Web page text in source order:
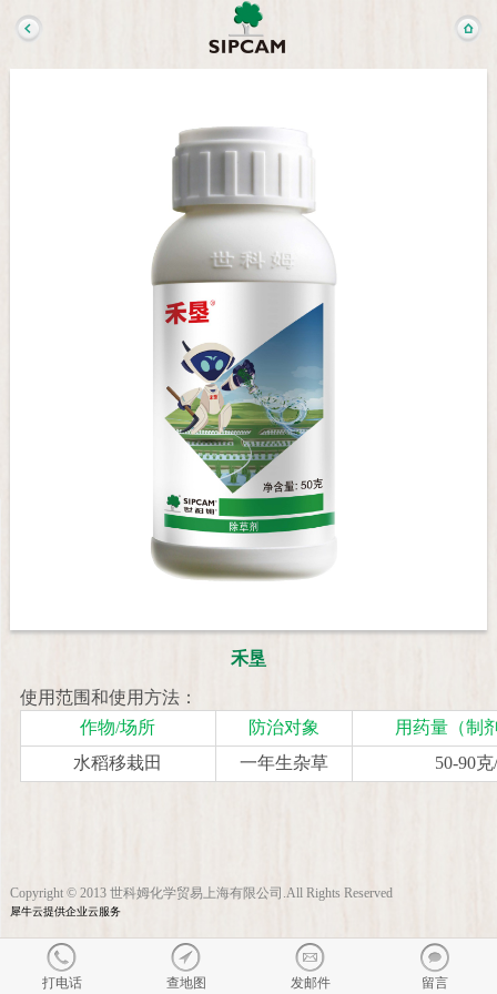
禾垦
使用范围和使用方法：
作物/场所
防治对象
用药量（制
水稻移栽田
一年生杂草 50-90
Copyright © 2013 世科姆化学贸易上海有限公司.All Rights Reserved
犀牛云提供企业云服务
打电话 查地图 发邮件 留言